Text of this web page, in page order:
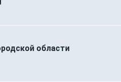
области